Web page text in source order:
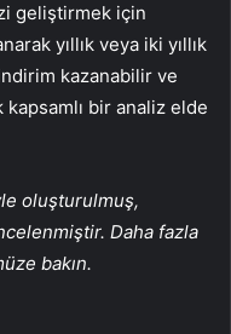
geliştirmek için
yıllık veya iki yıllık
kazanabilir ve
kapsamlı bir analiz elde
oluşturulmuş,
Daha fazla
bakın.